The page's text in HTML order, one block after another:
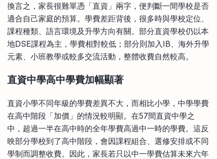
換言之，家長很難單憑「直資」兩字，便判斷一間學校是否
適合自己家庭的預算。學費差距背後，很多時與學校定位、
課程種類、語言環境及升學方向有關。部分直資學校仍以本
地DSE課程為主，學費相對較低；部分則加入IB、海外升學
元素、小班教學或較多交流活動，整體收費自然較高。
直資中學高中學費加幅顯著
直資小學不同年級的學費差異不大，而相比小學，中學學費
在高中階段「加價」的情況較明顯。在57間直資中學之
中，超過一半在高中時的全年學費高過中一時的學費。這反
映部分學校到了高中階段，會因課程組合、選修安排或不同
學制而調整收費。因此，家長若只以中一學費估算未來六年